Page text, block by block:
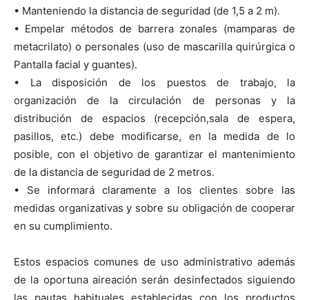
• Manteniendo la distancia de seguridad (de 1,5 a 2 m).
• Empelar métodos de barrera zonales (mamparas de
metacrilato) o personales (uso de mascarilla quirúrgica o
Pantalla facial y guantes).
• La disposición de los puestos de trabajo, la
organización de la circulación de personas y la
distribución de espacios (recepción,sala de espera,
pasillos, etc.) debe modificarse, en la medida de lo
posible, con el objetivo de garantizar el mantenimiento
de la distancia de seguridad de 2 metros.
• Se informará claramente a los clientes sobre las
medidas organizativas y sobre su obligación de cooperar
en su cumplimiento.
Estos espacios comunes de uso administrativo además
de la oportuna aireación serán desinfectados siguiendo
las pautas habituales establecidas con los productos